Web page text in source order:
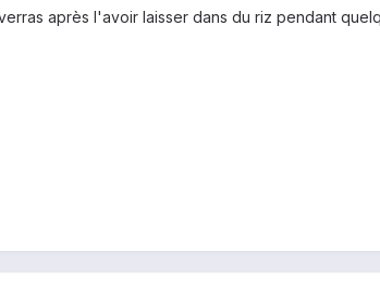
après l'avoir laisser dans du riz pendant